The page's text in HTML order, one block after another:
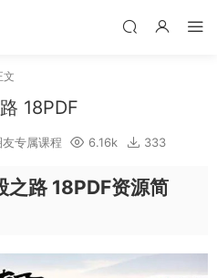
文
18PDF
友专属课程 6.16k 333
之路 18PDF资源简